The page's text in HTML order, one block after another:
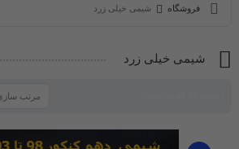
فروشگاه شیمی خیلی زرد
شیمی خیلی زرد